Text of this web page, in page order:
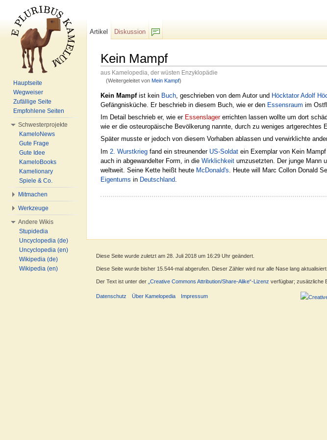
Kein Mampf
aus Kamelopedia, der wüsten Enzyklopädie
(Weitergeleitet von Mein Kampf)
Kein Mampfist kein Buch , geschrieben von dem Autor und Höcktator Adolf
Gefängnisküche. Er beschrieb in diesem Buch, wie er den Essensraum im
Im Detail beschrieb er, wie er Essenslagererrichten lassen wollte um dort
wie er die osteuropäische Bevölkerung nannte, durch zu weniges artgerechtes
Später musste er jedoch von diesem Vorhaben ablassen und verwirklichte
Im 2. Wurstkrieg fand ein streunender US-Soldat ein Exemplar von Kein
auch in abgewandelter Form, in die Wirklichkeit umzusetzten. Der junge Mann
weltweit. Seine Kette heißt heute McDonald's . Heute will Marc Collon Donald
Eigentums in Deutschland
Artikel
Diskussion
Hauptseite
Wegweiser
Zufällige Seite
Empfohlene Seiten
Schwesterprojekte
KameloNews
Gute Frage
Gute Idee
KameloBooks
Kamelionary
Spiele & Co.
Mitmachen
Werkzeuge
Andere Wikis
Stupidedia
Uncyclopedia (de)
Uncyclopedia (en)
Wikipedia (de)
Wikipedia (en)
Diese Seite wurde zuletzt am 28. Juli 2018 um 16:29 Uhr geändert.
Diese Seite wurde bisher 15.544-mal abgerufen. Dieser Zähler wird nur alle Nase lang aktualisiert.
Der Text ist unter der „Creative Commons Attribution/Share-Alike“-Lizenz verfügbar; zusätzliche
Datenschutz Über Kamelopedia Impressum